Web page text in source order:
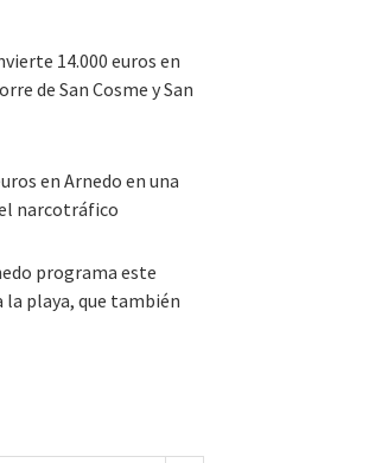
14.000 euros en
de San Cosme y San
en Arnedo en una
narcotráfico
programa este
la playa, que también